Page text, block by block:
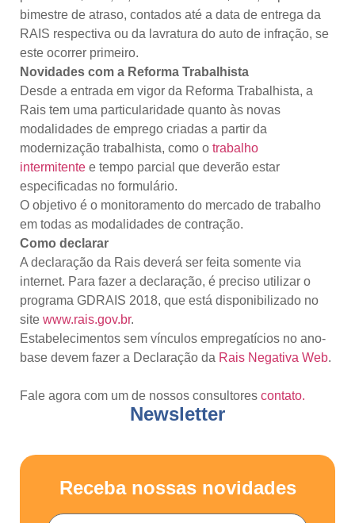
bimestre de atraso, contados até a data de entrega da
RAIS respectiva ou da lavratura do auto de infração, se
este ocorrer primeiro.
Novidades com a Reforma Trabalhista
Desde a entrada em vigor da Reforma Trabalhista, a
Rais tem uma particularidade quanto às novas
modalidades de emprego criadas a partir da
modernização trabalhista, como o trabalho
intermitente e tempo parcial que deverão estar
especificadas no formulário.
O objetivo é o monitoramento do mercado de trabalho
em todas as modalidades de contração.
Como declarar
A declaração da Rais deverá ser feita somente via
internet. Para fazer a declaração, é preciso utilizar o
programa GDRAIS 2018, que está disponibilizado no
site www.rais.gov.br.
Estabelecimentos sem vínculos empregatícios no ano-
base devem fazer a Declaração da Rais Negativa Web.
Fale agora com um de nossos consultores contato.
Newsletter
Receba nossas novidades